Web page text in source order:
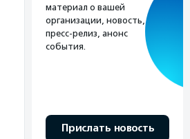
материал о вашей
организации, новость,
пресс-релиз, анонс
события.
Прислать новость